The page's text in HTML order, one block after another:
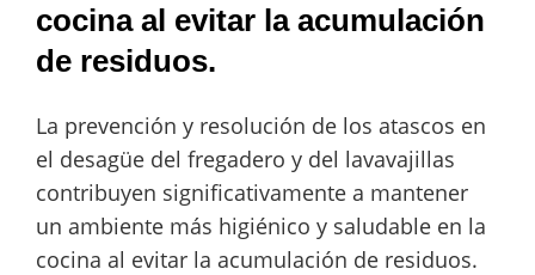
cocina al evitar la acumulación
de residuos.
La prevención y resolución de los atascos en
el desagüe del fregadero y del lavavajillas
contribuyen significativamente a mantener
un ambiente más higiénico y saludable en la
cocina al evitar la acumulación de residuos.